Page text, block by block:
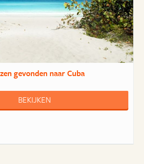
gevonden naar Cuba
BEKIJKEN